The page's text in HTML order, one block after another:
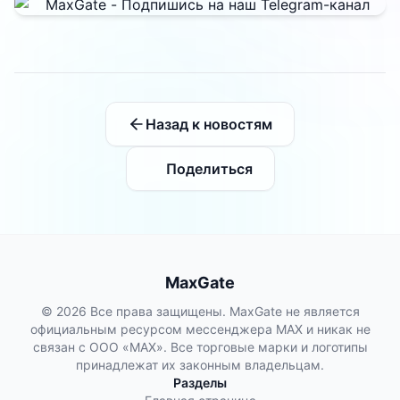
Назад к новостям
Поделиться
MaxGate
© 2026 Все права защищены. MaxGate не является
официальным ресурсом мессенджера MAX и никак не
связан с ООО «МАХ». Все торговые марки и логотипы
принадлежат их законным владельцам.
Разделы